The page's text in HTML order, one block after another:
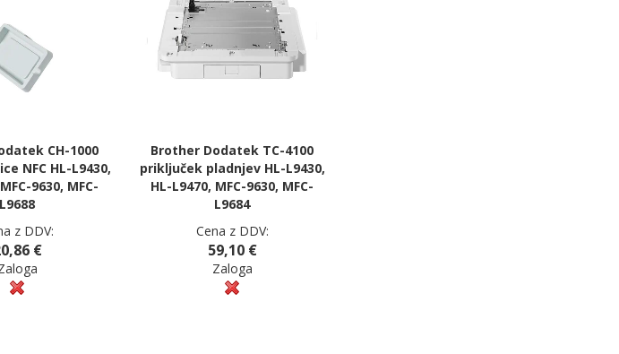
CH-1000
NFC HL-L9430,
9630, MFC-
L9688
z DDV:
€
Brother Dodatek TC-4100
priključek pladnjev HL-L9430,
HL-L9470, MFC-9630, MFC-
L9684
Cena z DDV:
59,10 €
Zaloga